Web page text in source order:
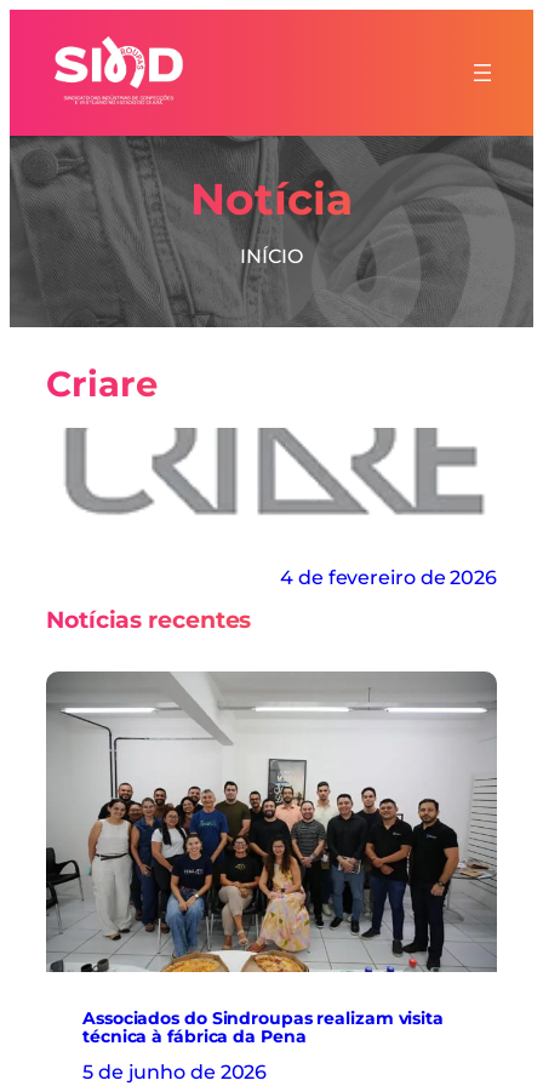
Notícia
INÍCIO
Criare
4 de fevereiro de 2026
Notícias recentes
Associados do Sindroupas realizam visita
técnica à fábrica da Pena
5 de junho de 2026